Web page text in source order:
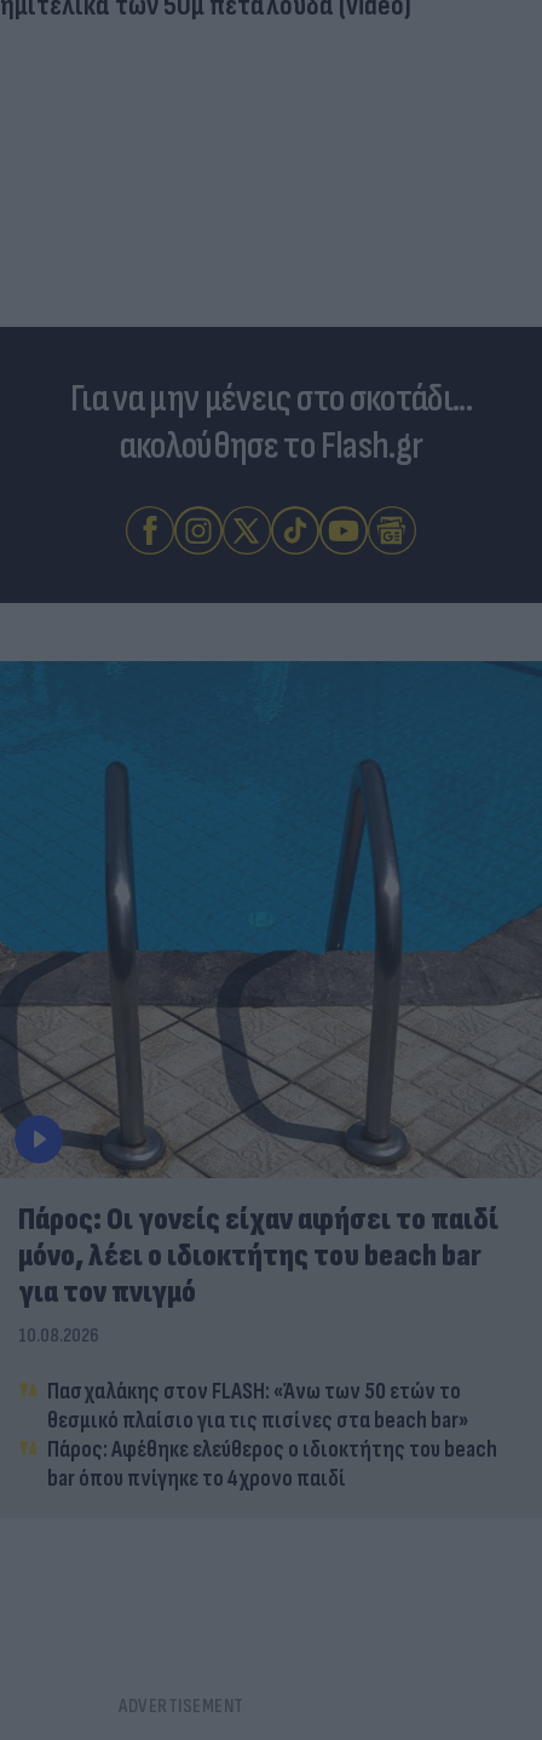
Για να μην μένεις στο σκοτάδι...
ακολούθησε το Flash.gr
Πάρος: Οι γονείς είχαν αφήσει το παιδί
μόνο, λέει ο ιδιοκτήτης του beach bar
για τον πνιγμό
10.08.2026
Πασχαλάκης στον FLASH: «Άνω των 50 ετών το
θεσμικό πλαίσιο για τις πισίνες στα beach bar»
Πάρος: Αφέθηκε ελεύθερος ο ιδιοκτήτης του beach
bar όπου πνίγηκε το 4χρονο παιδί